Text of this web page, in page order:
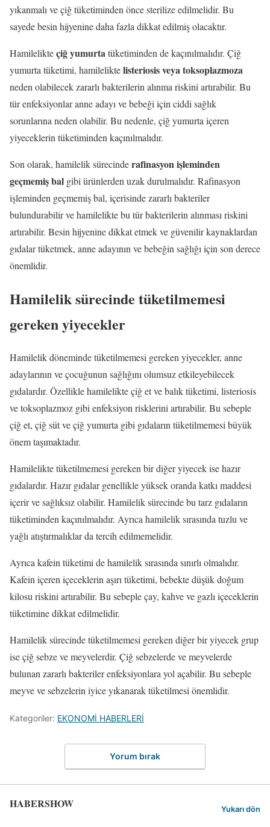
yıkanmalı ve çiğ tüketiminden önce sterilize edilmelidir. Bu
sayede besin hijyenine daha fazla dikkat edilmiş olacaktır.
Hamilelikteçiğ yumurtatüketiminden de kaçınılmalıdır. Çiğ
yumurta tüketimi, hamileliktelisteriosis veya toksoplazmoza
neden olabilecek zararlı bakterilerin alınma riskini artırabilir. Bu
tür enfeksiyonlar anne adayı ve bebeği için ciddi sağlık
sorunlarına neden olabilir. Bu nedenle, çiğ yumurta içeren
yiyeceklerin tüketiminden kaçınılmalıdır.
Son olarak, hamilelik sürecinderafinasyon işleminden
geçmemiş bal gibi ürünlerden uzak durulmalıdır. Rafinasyon
işleminden geçmemiş bal, içerisinde zararlı bakteriler
bulundurabilir ve hamilelikte bu tür bakterilerin alınması riskini
artırabilir. Besin hijyenine dikkat etmek ve güvenilir kaynaklardan
gıdalar tüketmek, anne adayının ve bebeğin sağlığı için son derece
önemlidir.
Hamilelik sürecinde tüketilmemesi
gereken yiyecekler
Hamilelik döneminde tüketilmemesi gereken yiyecekler, anne
adaylarının ve çocuğunun sağlığını olumsuz etkileyebilecek
gıdalardır. Özellikle hamilelikte çiğ et ve balık tüketimi, listeriosis
ve toksoplazmoz gibi enfeksiyon risklerini artırabilir. Bu sebeple
çiğ et, çiğ süt ve çiğ yumurta gibi gıdaların tüketilmemesi büyük
önem taşımaktadır.
Hamilelikte tüketilmemesi gereken bir diğer yiyecek ise hazır
gıdalardır. Hazır gıdalar genellikle yüksek oranda katkı maddesi
içerir ve sağlıksız olabilir. Hamilelik sürecinde bu tarz gıdaların
tüketiminden kaçınılmalıdır. Ayrıca hamilelik sırasında tuzlu ve
yağlı atıştırmalıklar da tercih edilmemelidir.
Ayrıca kafein tüketimi de hamilelik sırasında sınırlı olmalıdır.
Kafein içeren içeceklerin aşırı tüketimi, bebekte düşük doğum
kilosu riskini artırabilir. Bu sebeple çay, kahve ve gazlı içeceklerin
tüketimine dikkat edilmelidir.
Hamilelik sürecinde tüketilmemesi gereken diğer bir yiyecek grup
ise çiğ sebze ve meyvelerdir. Çiğ sebzelerde ve meyvelerde
bulunan zararlı bakteriler enfeksiyonlara yol açabilir. Bu sebeple
meyve ve sebzelerin iyice yıkanarak tüketilmesi önemlidir.
Kategoriler: EKONOMİ HABERLERİ
Yorum bırak
HABERSHOW Yukarı dön